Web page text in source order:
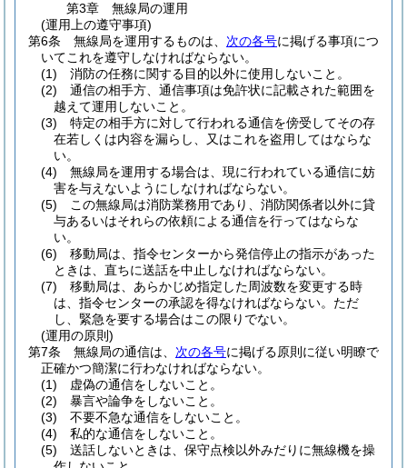
第3章
無線局の運用
(運用上の遵守事項)
第6条
無線局を運用するものは、 次の各号に掲げる事項につ
いてこれを遵守しなければならない。
(1)
消防の任務に関する目的以外に使用しないこと。
(2)
通信の相手方、通信事項は免許状に記載された範囲を
越えて運用しないこと。
(3)
特定の相手方に対して行われる通信を傍受してその存
在若しくは内容を漏らし、又はこれを盗用してはならな
い。
(4)
無線局を運用する場合は、現に行われている通信に妨
害を与えないようにしなければならない。
(5)
この無線局は消防業務用であり、消防関係者以外に貸
与あるいはそれらの依頼による通信を行ってはならな
い。
(6)
移動局は、指令センターから発信停止の指示があった
ときは、直ちに送話を中止しなければならない。
(7)
移動局は、あらかじめ指定した周波数を変更する時
は、指令センターの承認を得なければならない。 ただ
し、緊急を要する場合はこの限りでない。
(運用の原則)
第7条
無線局の通信は、 次の各号に掲げる原則に従い明瞭で
正確かつ簡潔に行わなければならない。
(1)
虚偽の通信をしないこと。
(2)
暴言や論争をしないこと。
(3)
不要不急な通信をしないこと。
(4)
私的な通信をしないこと。
(5)
送話しないときは、保守点検以外みだりに無線機を操